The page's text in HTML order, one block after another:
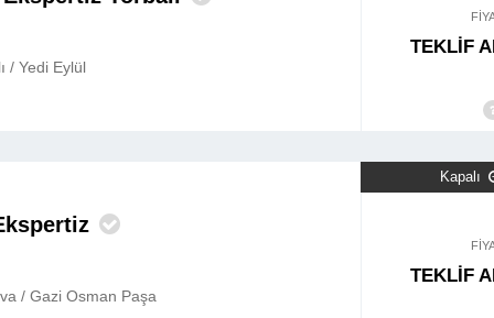
/ Yedi Eylül
TEKLİF
/ Gazi Osman Paşa
Kapalı
TEKLİF